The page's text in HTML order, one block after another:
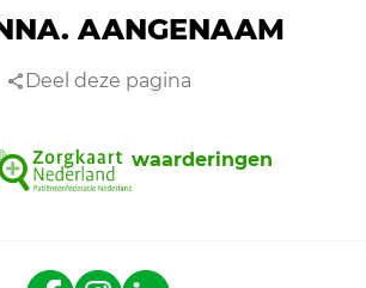
AANGENAAM
Deel deze pagina
waarderingen